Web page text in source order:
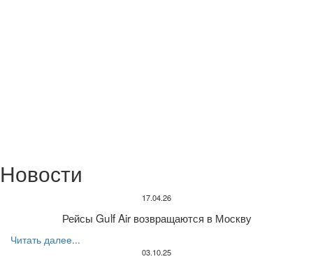
Новости
17.04.26
Рейсы Gulf Air возвращаются в Москву
Читать далее...
03.10.25